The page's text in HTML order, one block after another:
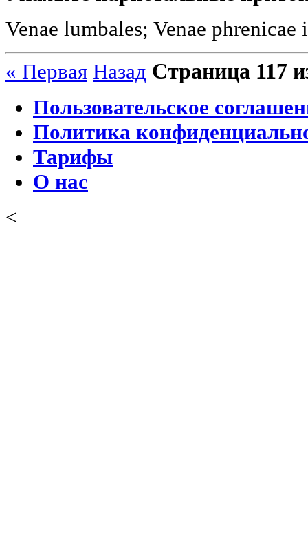
Venae lumbales; Venae phrenicae
« Первая Назад Страница 117
Пользовательское
Политика
Тарифы
О нас
<